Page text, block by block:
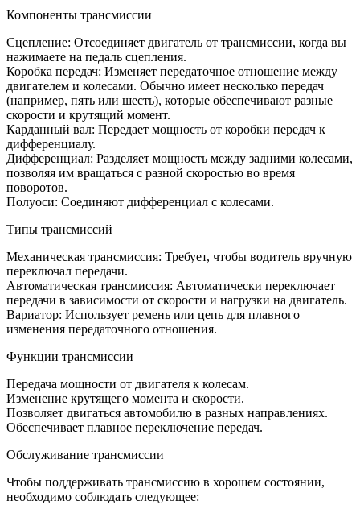
Компоненты трансмиссии
Сцепление: Отсоединяет двигатель от трансмиссии, когда вы
нажимаете на педаль сцепления.
Коробка передач: Изменяет передаточное отношение между
двигателем и колесами. Обычно имеет несколько передач
(например, пять или шесть), которые обеспечивают разные
скорости и крутящий момент.
Карданный вал: Передает мощность от коробки передач к
дифференциалу.
Дифференциал: Разделяет мощность между задними колесами,
позволяя им вращаться с разной скоростью во время
поворотов.
Полуоси: Соединяют дифференциал с колесами.
Типы трансмиссий
Механическая трансмиссия: Требует, чтобы водитель вручную
переключал передачи.
Автоматическая трансмиссия: Автоматически переключает
передачи в зависимости от скорости и нагрузки на двигатель.
Вариатор: Использует ремень или цепь для плавного
изменения передаточного отношения.
Функции трансмиссии
Передача мощности от двигателя к колесам.
Изменение крутящего момента и скорости.
Позволяет двигаться автомобилю в разных направлениях.
Обеспечивает плавное переключение передач.
Обслуживание трансмиссии
Чтобы поддерживать трансмиссию в хорошем состоянии,
необходимо соблюдать следующее: